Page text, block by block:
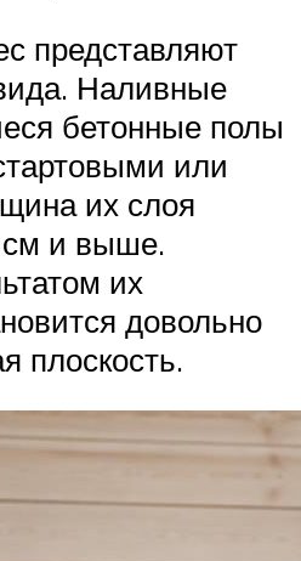
представляют
Наливные
бетонные полы
или
их слоя
см и выше.
их
довольно
плоскость.